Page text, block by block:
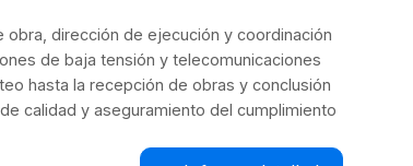
dirección de ejecución y coordinación
de baja tensión y telecomunicaciones
hasta la recepción de obras y conclusión
calidad y aseguramiento del cumplimiento